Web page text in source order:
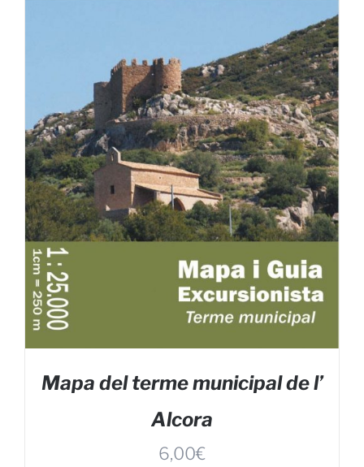
Mapa del terme municipal de l’
Alcora
6,00€